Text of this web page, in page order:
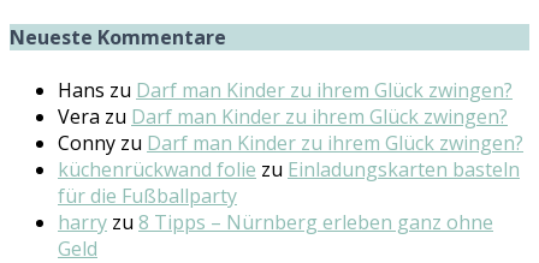
Neueste Kommentare
Hans zu Darf man Kinder zu ihrem Glück zwingen?
Vera zu Darf man Kinder zu ihrem Glück zwingen?
Conny zu Darf man Kinder zu ihrem Glück zwingen?
küchenrückwand folie zu Einladungskarten basteln
für die Fußballparty
harry zu 8 Tipps – Nürnberg erleben ganz ohne
Geld